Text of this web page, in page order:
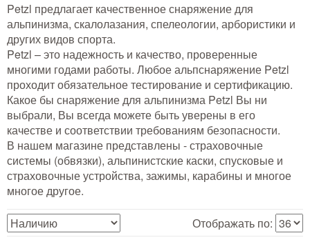
Аншлаги противопожарные, панно
аренды, знаки
Тушение лесных пожаров
Одежда для работы в лесу
Снаряжение лесника и егеря
Лесовосстановление
Petzl предлагает качественное снаряжение для
альпинизма, скалолазания, спелеологии, арбористики и
других видов спорта.
Petzl – это надежность и качество, проверенные
многими годами работы. Любое альпснаряжение Petzl
проходит обязательное тестирование и сертификацию.
Какое бы снаряжение для альпинизма Petzl Вы ни
выбрали, Вы всегда можете быть уверены в его
качестве и соответствии требованиям безопасности.
В нашем магазине представлены - страховочные
системы (обвязки), альпинистские каски, спусковые и
страховочные устройства, зажимы, карабины и многое
многое другое.
Отображать по: